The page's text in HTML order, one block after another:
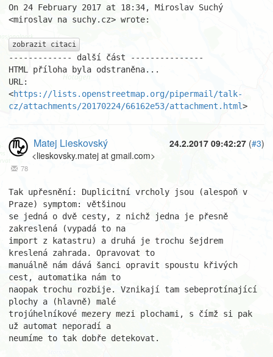
On 24 February 2017 at 18:34, Miroslav Suchý
<miroslav na suchy.cz> wrote:
zobrazit citaci
------------- další část ---------------
HTML příloha byla odstraněna...
URL:
<https://lists.openstreetmap.org/pipermail/talk-
cz/attachments/20170224/66162e53/attachment.html>
24.2.2017 09:42:27 (#3)
Matej Lieskovský
<lieskovsky.matej at gmail.com>
78
Tak upřesnění: Duplicitní vrcholy jsou (alespoň v
Praze) symptom: většinou
se jedná o dvě cesty, z nichž jedna je přesně
zakreslená (vypadá to na
import z katastru) a druhá je trochu šejdrem
kreslená zahrada. Opravovat to
manuálně nám dává šanci opravit spoustu křivých
cest, automatika nám to
naopak trochu rozbije. Vznikají tam sebeprotínající
plochy a (hlavně) malé
trojúhelníkové mezery mezi plochami, s čímž si pak
už automat neporadí a
neumíme to tak dobře detekovat.